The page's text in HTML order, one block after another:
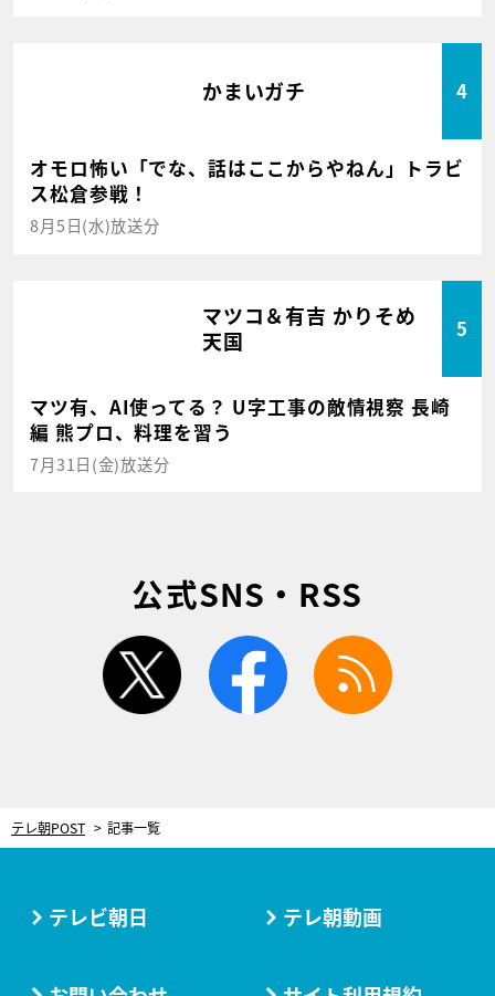
かまいガチ 4
オモロ怖い「でな、話はここからやねん」トラビ
ス松倉参戦！
8月5日(水)放送分
マツコ＆有吉 かりそめ
天国
5
マツ有、AI使ってる？ U字工事の敵情視察 長崎
編 熊プロ、料理を習う
7月31日(金)放送分
公式SNS・RSS
twitter facebook
テレ朝POST 記事一覧
テレビ朝日 テレ朝動画